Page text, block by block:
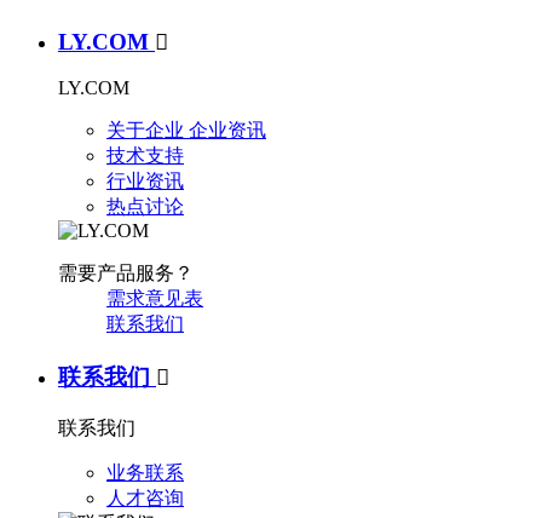
LY.COM 
LY.COM
关于企业 企业资讯
技术支持
行业资讯
热点讨论
需要产品服务？
需求意见表
联系我们
联系我们 
联系我们
业务联系
人才咨询